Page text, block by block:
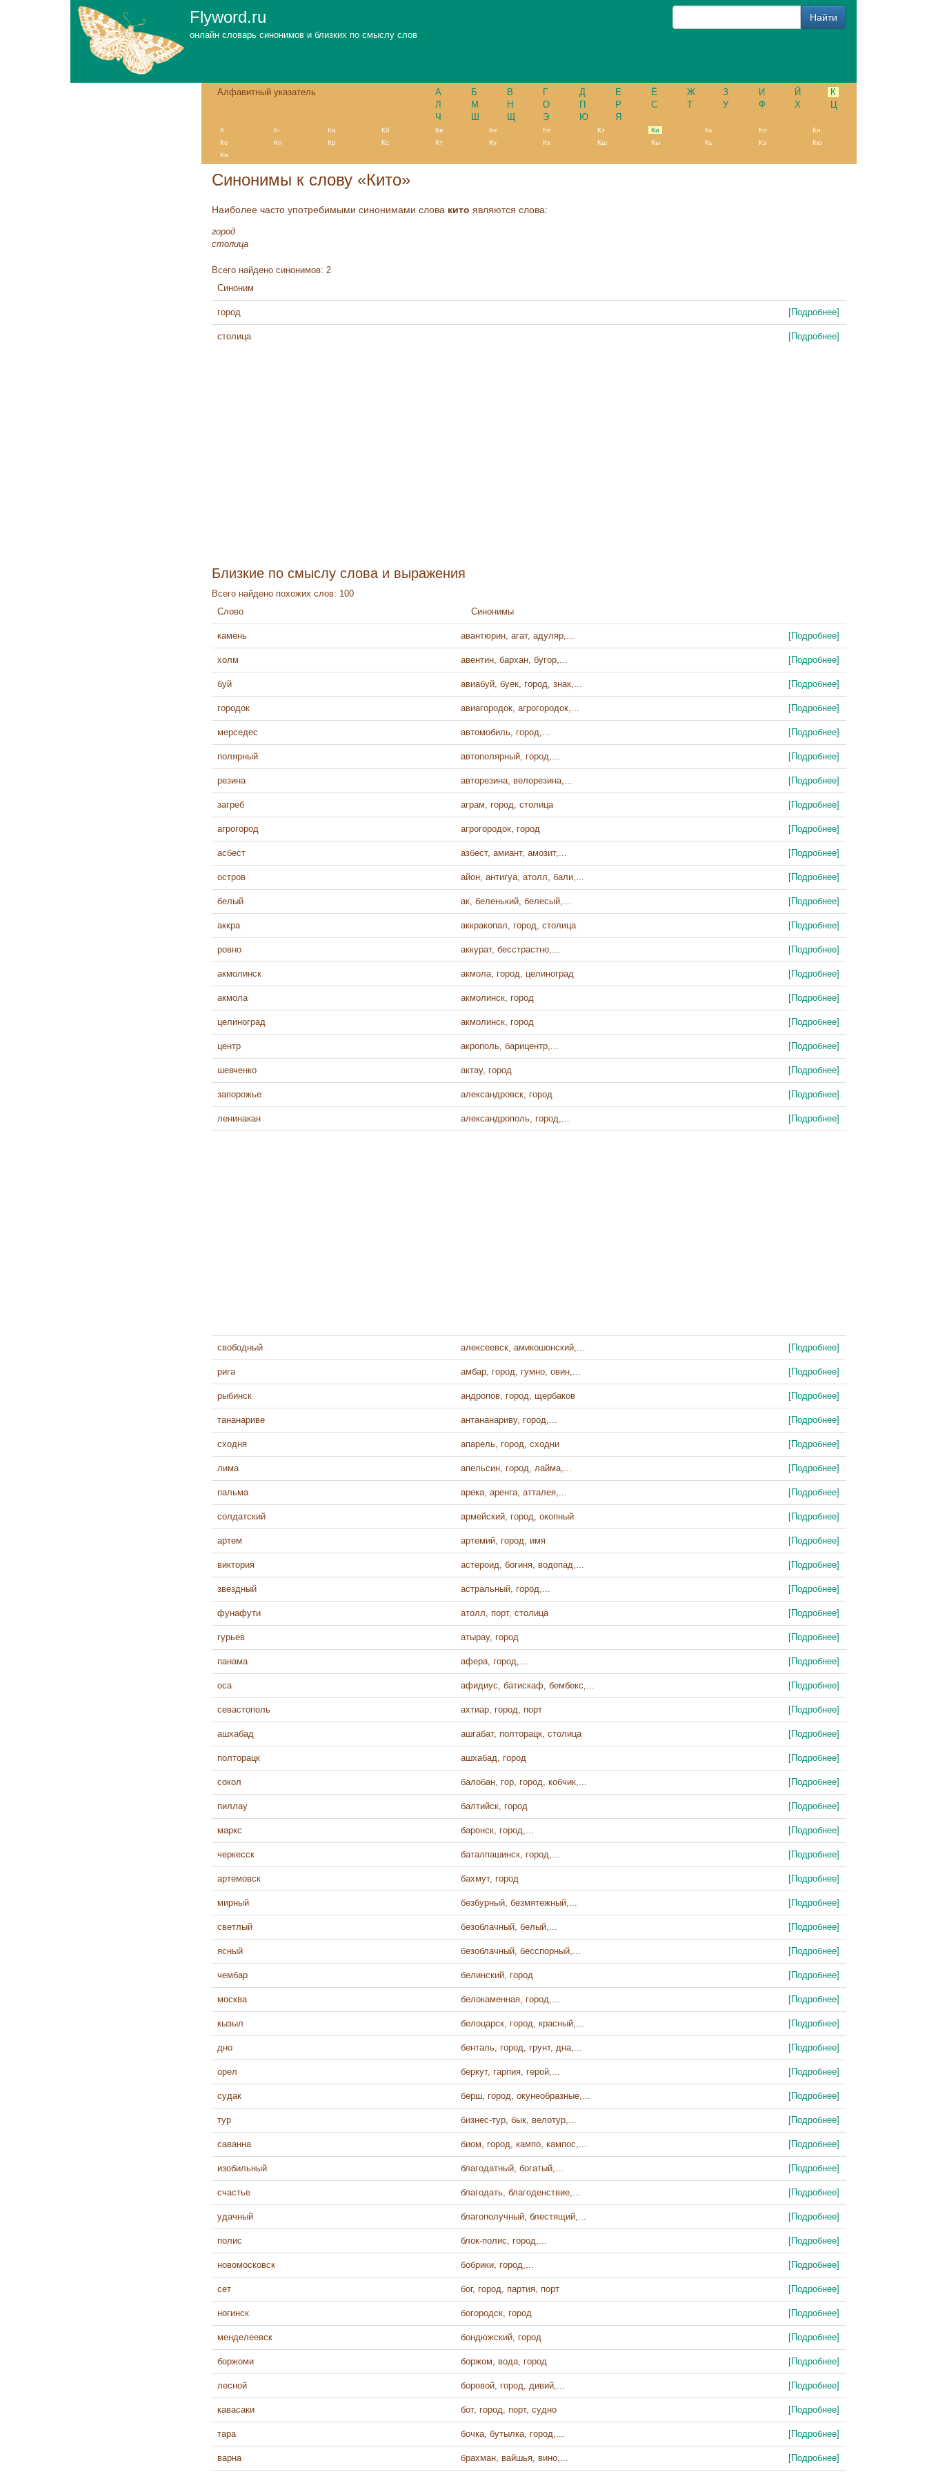
Flyword.ru
онлайн словарь синонимов и близких по смыслу слов
Алфавитный указатель А Б В Г Д Е Ё Ж З И Й
К
Л
М Н О П Р С Т У Ф Х
Ц
Ч
Ш Щ Э Ю Я
К К- Ка Кб Кв Ке Кё Кз Ки Кк Кл
Кн
Ко
Кп Кр Кс Кт Ку Кх Кш Кы Кь Кэ
Кю
Кя
Синонимы к слову «Кито»
Наиболее часто употребимыми синонимами слова кито являются слова:
город
столица
Всего найдено синонимов: 2
Синоним
город [Подробнее]
столица [Подробнее]
Близкие по смыслу слова и выражения
Всего найдено похожих слов: 100
Слово
Синонимы
камень авантюрин, агат, адуляр,... [Подробнее]
холм авентин, бархан, бугор,... [Подробнее]
буй авиабуй, буек, город, знак,... [Подробнее]
городок авиагородок, агрогородок,... [Подробнее]
мерседес автомобиль, город,... [Подробнее]
полярный автополярный, город,... [Подробнее]
резина авторезина, велорезина,... [Подробнее]
загреб аграм, город, столица [Подробнее]
агрогород агрогородок, город [Подробнее]
асбест азбест, амиант, амозит,... [Подробнее]
остров айон, антигуа, атолл, бали,... [Подробнее]
белый ак, беленький, белесый,... [Подробнее]
аккра аккракопал, город, столица [Подробнее]
ровно аккурат, бесстрастно,... [Подробнее]
акмолинск акмола, город, целиноград [Подробнее]
акмола акмолинск, город [Подробнее]
целиноград акмолинск, город [Подробнее]
центр акрополь, барицентр,... [Подробнее]
шевченко актау, город [Подробнее]
запорожье александровск, город [Подробнее]
ленинакан александрополь, город,... [Подробнее]
свободный алексеевск, амикошонский,... [Подробнее]
рига амбар, город, гумно, овин,... [Подробнее]
рыбинск андропов, город, щербаков [Подробнее]
тананариве антананариву, город,... [Подробнее]
сходня апарель, город, сходни [Подробнее]
лима апельсин, город, лайма,... [Подробнее]
пальма арека, аренга, атталея,... [Подробнее]
солдатский армейский, город, окопный [Подробнее]
артем артемий, город, имя [Подробнее]
виктория астероид, богиня, водопад,... [Подробнее]
звездный астральный, город,... [Подробнее]
фунафути атолл, порт, столица [Подробнее]
гурьев атырау, город [Подробнее]
панама афера, город,... [Подробнее]
оса афидиус, батискаф, бембекс,... [Подробнее]
севастополь ахтиар, город, порт [Подробнее]
ашхабад ашгабат, полторацк, столица [Подробнее]
полторацк ашхабад, город [Подробнее]
сокол балобан, гор, город, кобчик,... [Подробнее]
пиллау балтийск, город [Подробнее]
маркс баронск, город,... [Подробнее]
черкесск баталпашинск, город,... [Подробнее]
артемовск бахмут, город [Подробнее]
мирный безбурный, безмятежный,... [Подробнее]
светлый безоблачный, белый,... [Подробнее]
ясный безоблачный, бесспорный,... [Подробнее]
чембар белинский, город [Подробнее]
москва белокаменная, город,... [Подробнее]
кызыл белоцарск, город, красный,... [Подробнее]
дно бенталь, город, грунт, дна,... [Подробнее]
орел беркут, гарпия, герой,... [Подробнее]
судак берш, город, окунеобразные,... [Подробнее]
тур бизнес-тур, бык, велотур,... [Подробнее]
саванна биом, город, кампо, кампос,... [Подробнее]
изобильный благодатный, богатый,... [Подробнее]
счастье благодать, благоденствие,... [Подробнее]
удачный благополучный, блестящий,... [Подробнее]
полис блок-полис, город,... [Подробнее]
новомосковск бобрики, город,... [Подробнее]
сет бог, город, партия, порт [Подробнее]
ногинск богородск, город [Подробнее]
менделеевск бондюжский, город [Подробнее]
боржоми боржом, вода, город [Подробнее]
лесной боровой, город, дивий,... [Подробнее]
кавасаки бот, город, порт, судно [Подробнее]
тара бочка, бутылка, город,... [Подробнее]
варна брахман, вайшья, вино,... [Подробнее]